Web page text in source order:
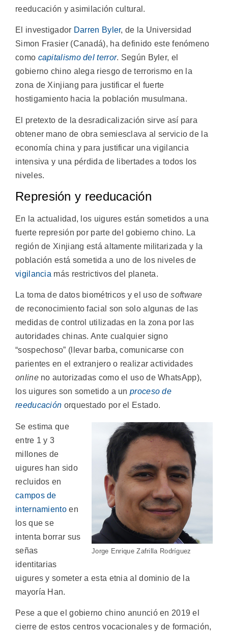
reeducación y asimilación cultural.
El investigador Darren Byler, de la Universidad
Simon Frasier (Canadá), ha definido este fenómeno
como capitalismo del terror. Según Byler, el
gobierno chino alega riesgo de terrorismo en la
zona de Xinjiang para justificar el fuerte
hostigamiento hacia la población musulmana.
El pretexto de la desradicalización sirve así para
obtener mano de obra semiesclava al servicio de la
economía china y para justificar una vigilancia
intensiva y una pérdida de libertades a todos los
niveles.
Represión y reeducación
En la actualidad, los uigures están sometidos a una
fuerte represión por parte del gobierno chino. La
región de Xinjiang está altamente militarizada y la
población está sometida a uno de los niveles de
vigilancia más restrictivos del planeta.
La toma de datos biométricos y el uso desoftware
de reconocimiento facial son solo algunas de las
medidas de control utilizadas en la zona por las
autoridades chinas. Ante cualquier signo
“sospechoso” (llevar barba, comunicarse con
parientes en el extranjero o realizar actividades
onlineno autorizadas como el uso de WhatsApp),
los uigures son sometido a unproceso de
reeducación orquestado por el Estado.
Jorge Enrique Zafrilla Rodríguez
Se estima que
entre 1 y 3
millones de
uigures han sido
recluidos en
campos de
internamientoen
los que se
intenta borrar sus
señas
identitarias
uigures y someter a esta etnia al dominio de la
mayoría Han.
Pese a que el gobierno chino anunció en 2019 el
cierre de estos centros vocacionales y de formación,